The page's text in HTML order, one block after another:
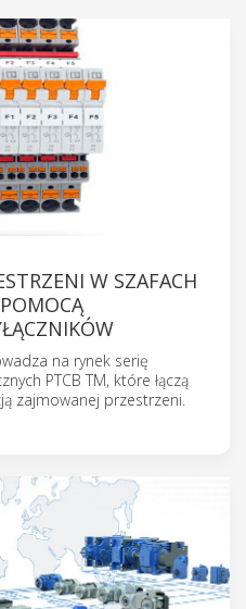
W SZAFACH
na rynek serię
PTCB TM, które łączą
zajmowanej przestrzeni.